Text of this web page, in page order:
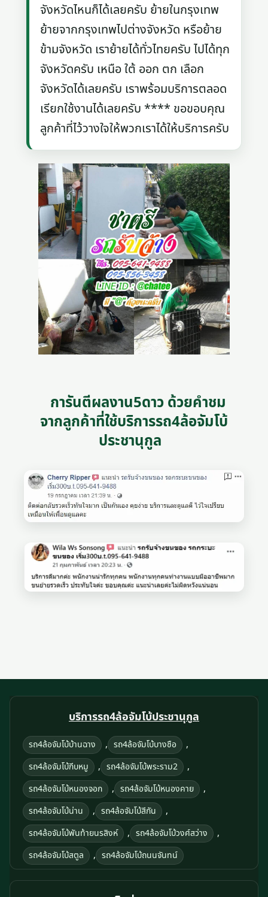
จังหวัดไหนก็ได้เลยครับ ย้ายในกรุงเทพ
ย้ายจากกรุงเทพไปต่างจังหวัด หรือย้าย
ข้ามจังหวัด เราย้ายได้ทั่วไทยครับ ไปได้ทุก
จังหวัดครับ เหนือ ใต้ ออก ตก เลือก
จังหวัดได้เลยครับ เราพร้อมบริการตลอด
เรียกใช้งานได้เลยครับ **** ขอขอบคุณ
ลูกค้าที่ไว้วางใจให้พวกเราได้ให้บริการครับ
การันตีผลงาน5ดาว ด้วยคำชม
จากลูกค้าที่ใช้บริการรถ4ล้อจัมโบ้
ประชานุกูล
บริการรถ4ล้อจัมโบ้ประชานุกูล
รถ4ล้อจัมโบ้บ้านฉาง , รถ4ล้อจัมโบ้บางชือ ,
รถ4ล้อจัมโบ้กีบหมู , รถ4ล้อจัมโบ้พระราม2 ,
รถ4ล้อจัมโบ้หนองจอก , รถ4ล้อจัมโบ้หนองคาย ,
รถ4ล้อจัมโบ้น่าน , รถ4ล้อจัมโบ้สีกัน ,
รถ4ล้อจัมโบ้พันท้ายนรสิงห์ , รถ4ล้อจัมโบ้วงศ์สว่าง ,
รถ4ล้อจัมโบ้สตูล , รถ4ล้อจัมโบ้ถนนจันทน์